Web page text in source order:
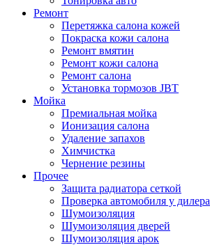
Ремонт
Перетяжка салона кожей
Покраска кожи салона
Ремонт вмятин
Ремонт кожи салона
Ремонт салона
Установка тормозов JBT
Мойка
Премиальная мойка
Ионизация салона
Удаление запахов
Химчистка
Чернение резины
Прочее
Защита радиатора сеткой
Проверка автомобиля у дилера
Шумоизоляция
Шумоизоляция дверей
Шумоизоляция арок